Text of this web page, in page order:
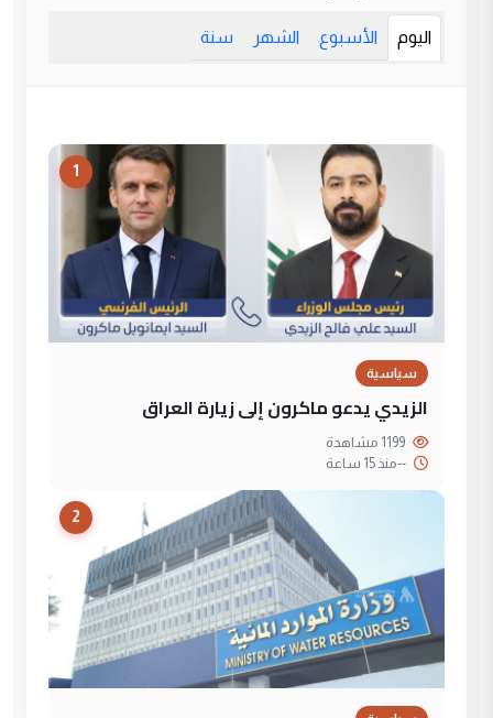
اليوم الأسبوع الشهر سنة
1
سياسية
الزيدي يدعو ماكرون إلى زيارة العراق
--منذ 15 ساعة
2